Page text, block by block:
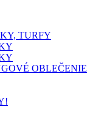
TURFY
OBLEČENIE